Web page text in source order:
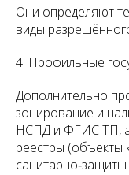
Они определяют
виды
4. Профильные
Дополнительно
зонирование и
НСПД и ФГИС ТП, а
реестры (объекты